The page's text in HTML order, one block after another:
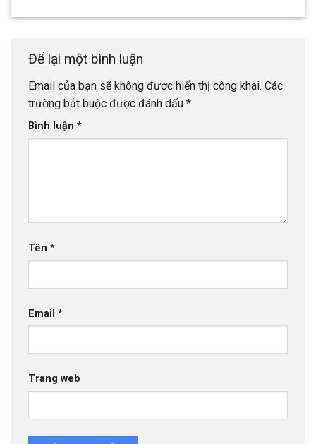
Để lại một bình luận
Email của bạn sẽ không được hiển thị công khai. Các
trường bắt buộc được đánh dấu *
Bình luận *
Tên *
Email *
Trang web